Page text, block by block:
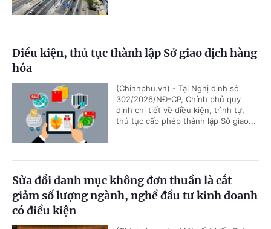
Điều kiện, thủ tục thành lập Sở giao dịch hàng
hóa
(Chinhphu.vn) - Tại Nghị định số
302/2026/NĐ-CP, Chính phủ quy
định chi tiết về điều kiện, trình tự,
thủ tục cấp phép thành lập Sở giao...
Sửa đổi danh mục không đơn thuần là cắt
giảm số lượng ngành, nghề đầu tư kinh doanh
có điều kiện